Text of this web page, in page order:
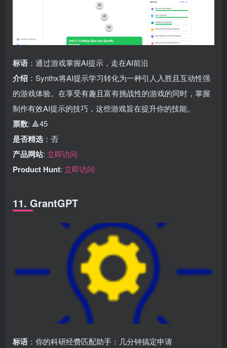
标语 ：通过游戏掌握AI提示，走在AI前沿
介绍 ：Synthx将AI提示学习转化为一种引人入胜且互动性强
的游戏体验。在享受有趣且富有挑战性的游戏的同时，掌握
制作有效AI提示的技巧，这些游戏旨在提升你的技能。
票数: 🔺45
是否精选 ：否
产品网站: 立即访问
Product Hunt: 立即访问
11. GrantGPT
标语 ：你的科研经费匹配助手：几分钟搞定申请